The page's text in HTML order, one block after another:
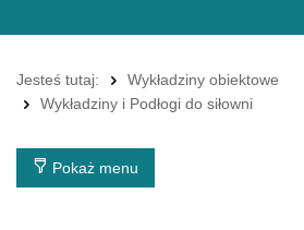
Jesteś tutaj:
Wykładziny obiektowe
Wykładziny i Podłogi do siłowni
Pokaż menu